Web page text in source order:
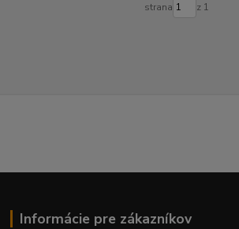
strana z 1
Informácie pre zákazníkov